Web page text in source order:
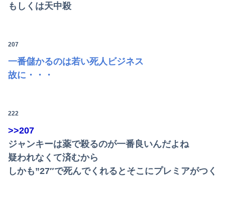
もしくは天中殺
207
一番儲かるのは若い死人ビジネス
故に・・・
222
>>207
ジャンキーは薬で殺るのが一番良いんだよね
疑われなくて済むから
しかも”27″で死んでくれるとそこにプレミアがつく